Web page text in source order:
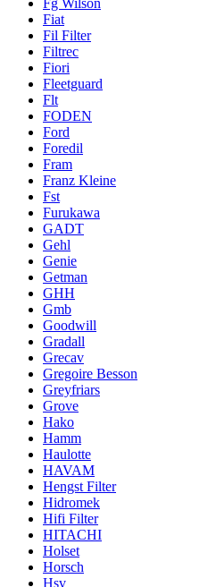
Fg Wilson
Fiat
Fil Filter
Filtrec
Fiori
Fleetguard
Flt
FODEN
Ford
Foredil
Fram
Franz Kleine
Fst
Furukawa
GADT
Gehl
Genie
Getman
GHH
Gmb
Goodwill
Gradall
Grecav
Gregoire Besson
Greyfriars
Grove
Hako
Hamm
Haulotte
HAVAM
Hengst Filter
Hidromek
Hifi Filter
HITACHI
Holset
Horsch
Hsv